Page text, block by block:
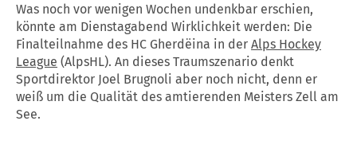
Was noch vor wenigen Wochen undenkbar erschien,
könnte am Dienstagabend Wirklichkeit werden: Die
Finalteilnahme des HC Gherdëina in der Alps Hockey
League (AlpsHL). An dieses Traumszenario denkt
Sportdirektor Joel Brugnoli aber noch nicht, denn er
weiß um die Qualität des amtierenden Meisters Zell am
See.